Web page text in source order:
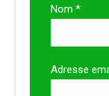
Nom *
Adresse